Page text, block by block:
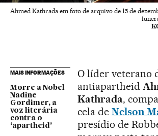
Ahmed Kathrada em foto de arquivo de 15 de
MAIS INFORMAÇÕES
Morre a Nobel
Nadine
Gordimer, a
voz literária
contra o
‘apartheid’
O líder veterano
antiapartheid
Kathrada,
cela de Nelson
presídio de